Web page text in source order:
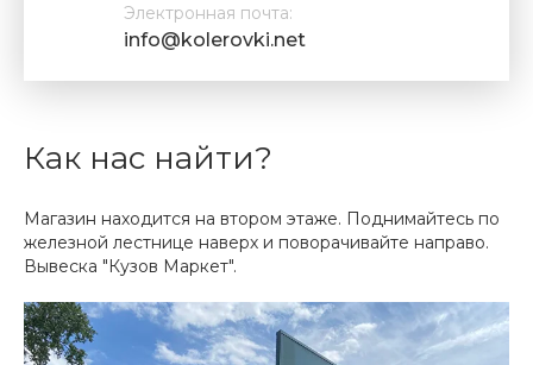
Электронная почта:
info@kolerovki.net
Как нас найти?
Магазин находится на втором этаже. Поднимайтесь по
железной лестнице наверх и поворачивайте направо.
Вывеска "Кузов Маркет".